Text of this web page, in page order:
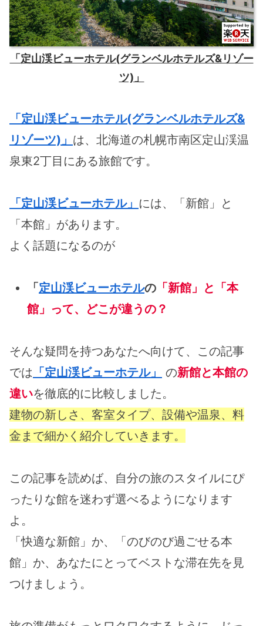
「定山渓ビューホテル(グランベルホテルズ&リゾー
ツ)」
「定山渓ビューホテル(グランベルホテルズ&
リゾーツ)」 は、北海道の札幌市南区定山渓温
泉東2丁目にある旅館です。
「定山渓ビューホテル」 には、「新館」と
「本館」があります。
よく話題になるのが
「定山渓ビューホテルの 「新館」と
「本
館」って、どこが違うの？
そんな疑問を持つあなたへ向けて、この記事
では 「定山渓ビューホテル」 の新館と本館の
違いを徹底的に比較しました。
建物の新しさ、客室タイプ、設備や温泉、料
金まで細かく紹介していきます。
この記事を読めば、自分の旅のスタイルにぴ
ったりな館を迷わず選べるようになります
よ。
「快適な新館」か、「のびのび過ごせる本
館」か、あなたにとってベストな滞在先を見
つけましょう。